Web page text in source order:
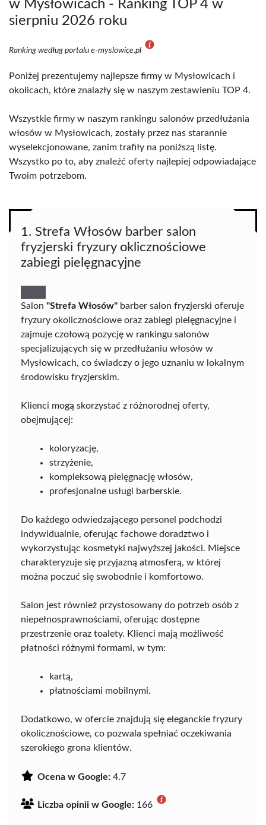
w Mysłowicach - Ranking TOP 4 w
sierpniu 2026 roku
Ranking według portalu e-myslowice.pl
Poniżej prezentujemy najlepsze firmy w Mysłowicach i
okolicach, które znalazły się w naszym zestawieniu TOP 4.
Wszystkie firmy w naszym rankingu salonów przedłużania
włosów w Mysłowicach, zostały przez nas starannie
wyselekcjonowane, zanim trafiły na poniższą listę.
Wszystko po to, aby znaleźć oferty najlepiej odpowiadające
Twoim potrzebom.
1. Strefa Włosów barber salon
fryzjerski fryzury oklicznościowe
zabiegi pielęgnacyjne
Salon "Strefa Włosów" barber salon fryzjerski oferuje
fryzury okolicznościowe oraz zabiegi pielęgnacyjne i
zajmuje czołową pozycję w rankingu salonów
specjalizujących się w przedłużaniu włosów w
Mysłowicach, co świadczy o jego uznaniu w lokalnym
środowisku fryzjerskim.
Klienci mogą skorzystać z różnorodnej oferty,
obejmującej:
koloryzację,
strzyżenie,
kompleksową pielęgnację włosów,
profesjonalne usługi barberskie.
Do każdego odwiedzającego personel podchodzi
indywidualnie, oferując fachowe doradztwo i
wykorzystując kosmetyki najwyższej jakości. Miejsce
charakteryzuje się przyjazną atmosferą, w której
można poczuć się swobodnie i komfortowo.
Salon jest również przystosowany do potrzeb osób z
niepełnosprawnościami, oferując dostępne
przestrzenie oraz toalety. Klienci mają możliwość
płatności różnymi formami, w tym:
kartą,
płatnościami mobilnymi.
Dodatkowo, w ofercie znajdują się eleganckie fryzury
okolicznościowe, co pozwala spełniać oczekiwania
szerokiego grona klientów.
Ocena w Google: 4.7
Liczba opinii w Google: 166